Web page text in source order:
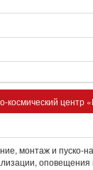
центр
монтаж и пуско-
оповещения